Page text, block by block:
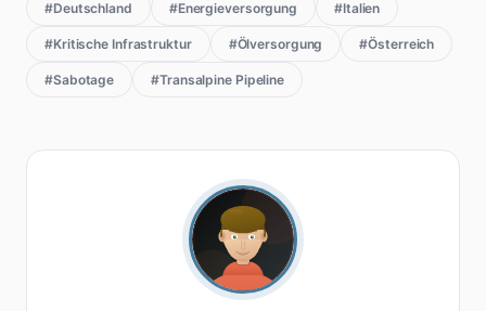
#Deutschland #Energieversorgung #Italien
#Kritische Infrastruktur #Ölversorgung #Österreich
#Sabotage #Transalpine Pipeline